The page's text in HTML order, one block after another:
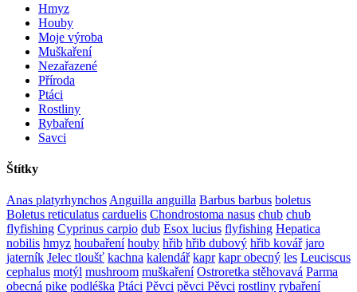
Hmyz
Houby
Moje výroba
Muškaření
Nezařazené
Příroda
Ptáci
Rostliny
Rybaření
Savci
Štítky
Anas platyrhynchos Anguilla anguilla Barbus barbus boletus
Boletus reticulatus carduelis Chondrostoma nasus chub chub
flyfishing Cyprinus carpio dub Esox lucius flyfishing Hepatica
nobilis hmyz houbaření houby hřib hřib dubový hřib kovář jaro
jaterník Jelec tloušť kachna kalendář kapr kapr obecný les Leuciscus
cephalus motýl mushroom muškaření Ostroretka stěhovavá Parma
obecná pike podléška Ptáci Pěvci pěvci Pěvci rostliny rybaření